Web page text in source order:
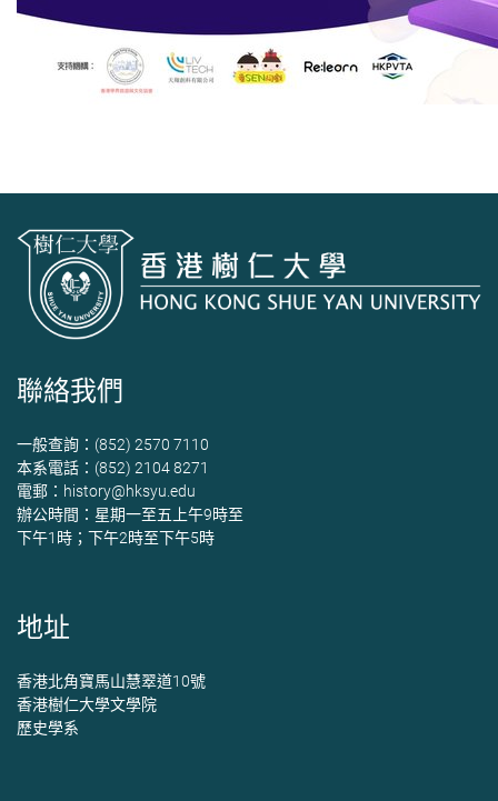
聯絡我們
一般查詢：(852) 2570 7110
本系電話：(852) 2104 8271
電郵： history@hksyu.edu
辦公時間：星期一至五上午9時至
下午1時；下午2時至下午5時
地址
香港北角寶馬山慧翠道10號
香港樹仁大學文學院
歷史學系